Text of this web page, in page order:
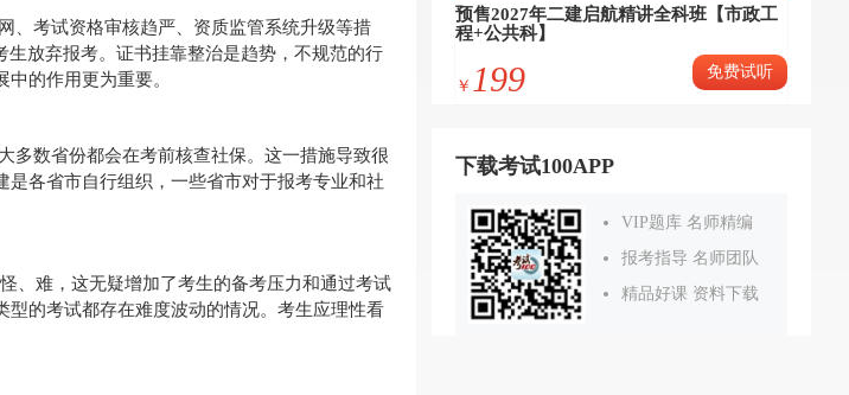
、考试资格审核趋严、资质监管系统升级等措
放弃报考。证书挂靠整治是趋势，不规范的行
的作用更为重要。
多数省份都会在考前核查社保。这一措施导致很
各省市自行组织，一些省市对于报考专业和社
、难，这无疑增加了考生的备考压力和通过考试
的考试都存在难度波动的情况。考生应理性看
预售2027年二建启航精讲全科班【市政工
程+公共科】
￥ 199 免费试听
下载考试100APP
VIP题库 名师精编
报考指导 名师团队
精品好课 资料下载